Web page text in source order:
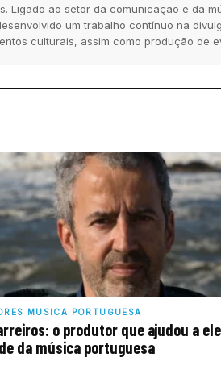
Ligado ao setor da comunicação e da
um trabalho contínuo na
culturais, assim como produção de
MUSICA PORTUGUESA
o produtor que ajudou a
da música portuguesa